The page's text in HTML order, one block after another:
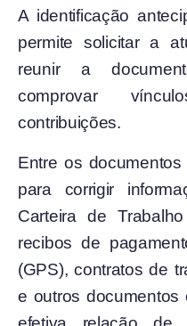
A identificação
permite solicitar a
reunir a
comprovar
contribuições.
Entre os
para corrigir
Carteira de
recibos de
(GPS), contratos de
e outros documentos